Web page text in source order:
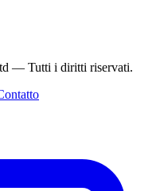
— Tutti i diritti riservati.